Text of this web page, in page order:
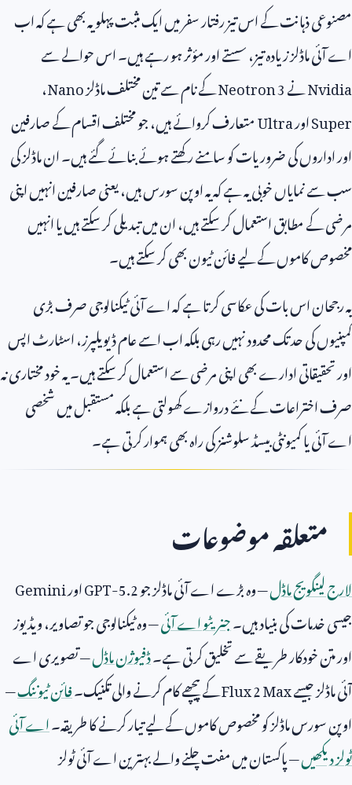
مصنوعی ذہانت کے اس تیز رفتار سفر میں ایک مثبت پہلو یہ بھی ہے کہ اب
اے آئی ماڈلز زیادہ تیز، سستے اور مؤثر ہو رہے ہیں۔ اس حوالے سے
NvidiaنےNeotron 3کے نام سے تین مختلف ماڈلزNano،
SuperاورUltraمتعارف کروائے ہیں، جو مختلف اقسام کے صارفین
اور اداروں کی ضروریات کو سامنے رکھتے ہوئے بنائے گئے ہیں۔ ان ماڈلز کی
سب سے نمایاں خوبی یہ ہے کہ یہ اوپن سورس ہیں، یعنی صارفین انہیں اپنی
مرضی کے مطابق استعمال کر سکتے ہیں، ان میں تبدیلی کر سکتے ہیں یا انہیں
مخصوص کاموں کے لیے فائن ٹیون بھی کر سکتے ہیں۔
یہ رجحان اس بات کی عکاسی کرتا ہے کہ اے آئی ٹیکنالوجی صرف بڑی
کمپنیوں کی حد تک محدود نہیں رہی بلکہ اب اسے عام ڈیویلپرز، اسٹارٹ اپس
اور تحقیقاتی ادارے بھی اپنی مرضی سے استعمال کر سکتے ہیں۔ یہ خود مختاری نہ
صرف اختراعات کے نئے دروازے کھولتی ہے بلکہ مستقبل میں شخصی
اے آئی یا کمیونٹی بیسڈ سلوشنز کی راہ بھی ہموار کرتی ہے۔
متعلقہ موضوعات
لارج لینگویج ماڈل— وہ بڑے اے آئی ماڈلز جوGPT-5.2اورGemini
جیسی خدمات کی بنیاد ہیں۔جنریٹو اے آئی— وہ ٹیکنالوجی جو تصاویر، ویڈیوز
اور متن خودکار طریقے سے تخلیق کرتی ہے۔ڈفیوژن ماڈل— تصویری اے
آئی ماڈلز جیسےFlux 2 Maxکے پیچھے کام کرنے والی تکنیک۔فائن ٹیوننگ—
اوپن سورس ماڈلز کو مخصوص کاموں کے لیے تیار کرنے کا طریقہ۔اے آئی
ٹولز دیکھیں— پاکستان میں مفت چلنے والے بہترین اے آئی ٹولز